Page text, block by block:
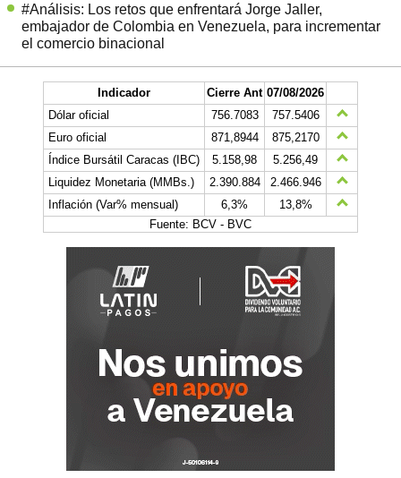
#Análisis: Los retos que enfrentará Jorge Jaller,
embajador de Colombia en Venezuela, para incrementar
el comercio binacional
Indicador Cierre Ant 07/08/2026
Dólar oficial
756.7083
757.5406
Euro oficial
871,8944
875,2170
Índice Bursátil Caracas (IBC)
5.158,98
5.256,49
Liquidez Monetaria (MMBs.)
2.390.884
2.466.946
Inflación (Var% mensual)
6,3%
13,8%
Fuente: BCV - BVC